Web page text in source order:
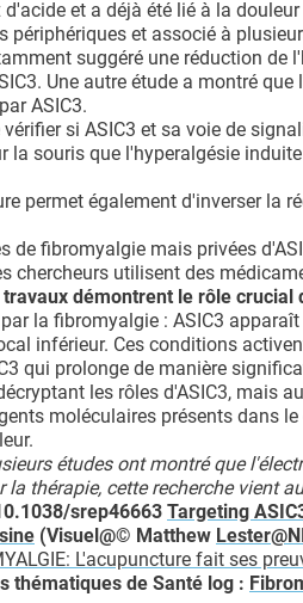
et a déjà été lié à la
périphériques et associé à
suggéré une réduction
Une autre étude a montré
ASIC3.
vérifier si ASIC3 et sa voie de
la souris que l'hyperalgésie
permet également d'inverser la
de fibromyalgie mais privées
chercheurs utilisent des
travaux démontrent le rôle
la fibromyalgie : ASIC3
inférieur. Ces conditions
qui prolonge de manière
les rôles d'ASIC3, mais
moléculaires présents dans
études ont montré que
la thérapie, cette recherche vient
srep46663 Targeting
(Visuel@© Matthew
L'acupuncture fait ses
thématiques de Santé log :